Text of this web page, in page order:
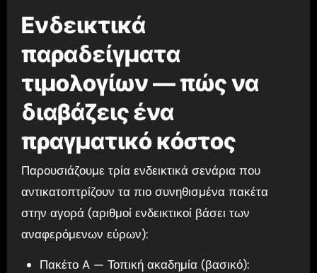
Ενδεικτικά
παραδείγματα
τιμολογίων — πώς να
διαβάζεις ένα
πραγματικό κόστος
Παρουσιάζουμε τρία ενδεικτικά σενάρια που
αντικατοπτρίζουν τα πιο συνηθισμένα πακέτα
στην αγορά (αριθμοί ενδεικτικοί βάσει των
αναφερόμενων εύρων):
Πακέτο A — Τοπική ακαδημία (βασικό):